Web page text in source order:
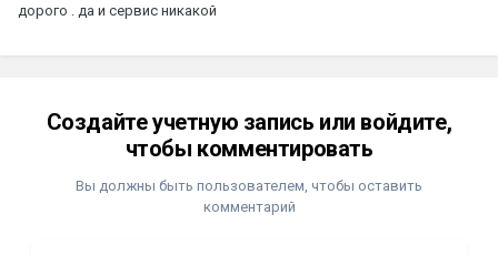
дорого . да и сервис никакой
Создайте учетную запись или войдите,
чтобы комментировать
Вы должны быть пользователем, чтобы оставить
комментарий